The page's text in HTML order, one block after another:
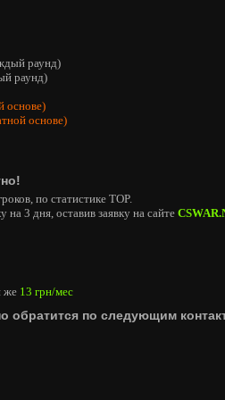
раунд)
раунд)
основе)
основе)
по статистике TOP.
3 дня, оставив заявку на сайте
же 13 грн/мес
обратится по следующим